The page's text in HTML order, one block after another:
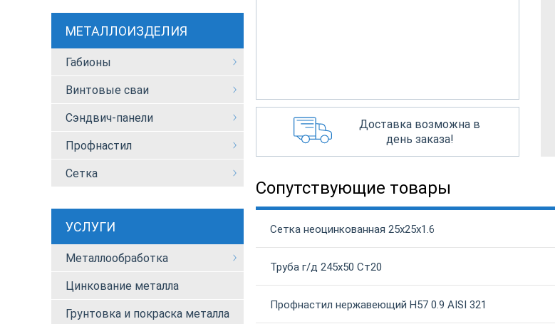
МЕТАЛЛОИЗДЕЛИЯ
Габионы
Винтовые сваи
Сэндвич-панели
Профнастил
Сетка
УСЛУГИ
Металлообработка
Цинкование металла
Грунтовка и покраска металла
Доставка возможна в
день заказа!
Сопутствующие товары
Сетка неоцинкованная 25х25х1.6
Труба г/д 245х50 Ст20
Профнастил нержавеющий Н57 0.9 AISI 321